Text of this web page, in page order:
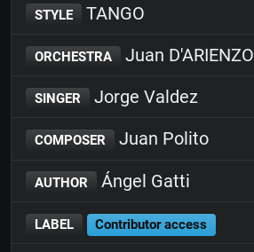
STYLE TANGO
ORCHESTRA Juan D'ARIENZO
SINGER Jorge Valdez
COMPOSER Juan Polito
AUTHOR Ángel Gatti
LABEL Contributor access